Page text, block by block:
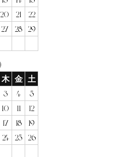
20 21
22
27 28
29
木 金 土
3 4
5
10 11
12
17 18
19
24 25
26